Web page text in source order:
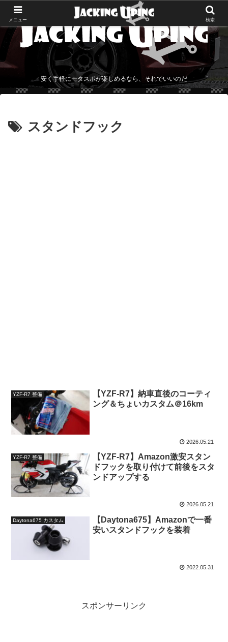
安く手軽にモタスポが楽しめるなら、それでいいのだ
スタンドフック
YZF-R7 整備
【YZF-R7】納車直後のコーティ
ング＆ちょいカスタム＠16km
2026.05.21
YZF-R7 整備
【YZF-R7】Amazon激安スタン
ドフックを取り付けて前後をスタ
ンドアップする
2026.05.21
Daytona675 カスタム
【Daytona675】Amazonで一番
安いスタンドフックを装着
2022.05.31
スポンサーリンク
メニュー 検索